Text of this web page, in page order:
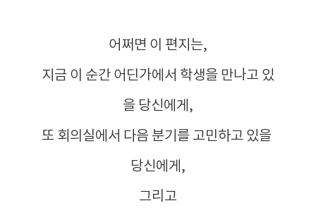
어쩌면 이 편지는,
지금 이 순간 어딘가에서 학생을 만나고 있
을 당신에게,
또 회의실에서 다음 분기를 고민하고 있을
당신에게,
그리고